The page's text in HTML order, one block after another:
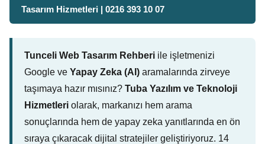
Tasarım Hizmetleri | 0216 393 10 07
Tunceli Web Tasarım Rehberi ile işletmenizi
Google ve Yapay Zeka (AI) aramalarında zirveye
taşımaya hazır mısınız? Tuba Yazılım ve Teknoloji
Hizmetleri olarak, markanızı hem arama
sonuçlarında hem de yapay zeka yanıtlarında en ön
sıraya çıkaracak dijital stratejiler geliştiriyoruz. 14